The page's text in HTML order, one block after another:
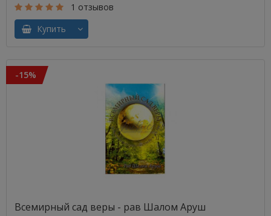
1 отзывов
Купить
-15%
Всемирный сад веры - рав Шалом Аруш